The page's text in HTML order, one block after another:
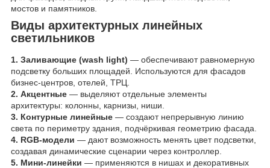
мостов и памятников.
Виды архитектурных линейных
светильников
1. Заливающие (wash light) — обеспечивают равномерную
подсветку больших площадей. Используются для фасадов
бизнес-центров, отелей, ТРЦ.
2. Акцентные — выделяют отдельные элементы
архитектуры: колонны, карнизы, ниши.
3. Контурные линейные — создают непрерывную линию
света по периметру здания, подчёркивая геометрию фасада.
4. RGB-модели — дают возможность менять цвет подсветки,
создавая динамические сценарии через контроллер.
5. Мини-линейки — применяются в нишах и декоративных